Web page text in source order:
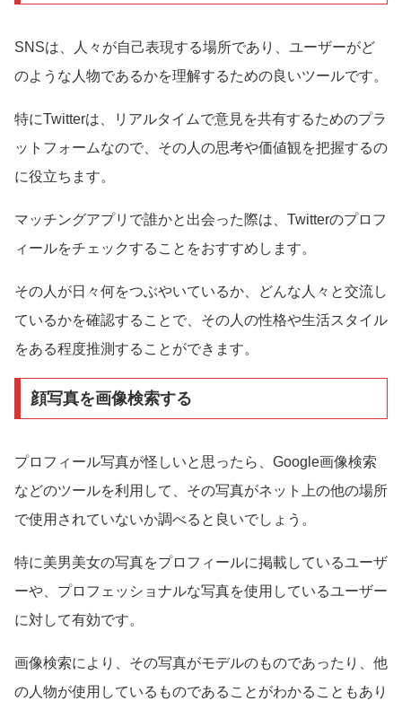
SNSは、人々が自己表現する場所であり、ユーザーがど
のような人物であるかを理解するための良いツールです。
特にTwitterは、リアルタイムで意見を共有するためのプラ
ットフォームなので、その人の思考や価値観を把握するの
に役立ちます。
マッチングアプリで誰かと出会った際は、Twitterのプロフ
ィールをチェックすることをおすすめします。
その人が日々何をつぶやいているか、どんな人々と交流し
ているかを確認することで、その人の性格や生活スタイル
をある程度推測することができます。
顔写真を画像検索する
プロフィール写真が怪しいと思ったら、Google画像検索
などのツールを利用して、その写真がネット上の他の場所
で使用されていないか調べると良いでしょう。
特に美男美女の写真をプロフィールに掲載しているユーザ
ーや、プロフェッショナルな写真を使用しているユーザー
に対して有効です。
画像検索により、その写真がモデルのものであったり、他
の人物が使用しているものであることがわかることもあり